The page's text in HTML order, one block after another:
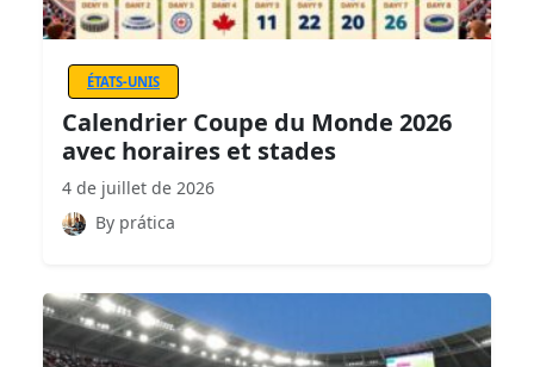
ÉTATS-UNIS
Calendrier Coupe du Monde 2026
avec horaires et stades
4 de juillet de 2026
By prática